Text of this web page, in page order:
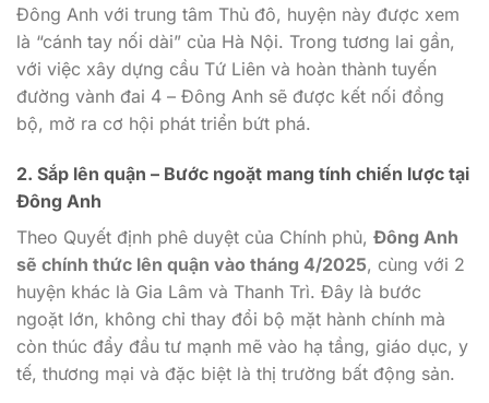
Đông Anh với trung tâm Thủ đô, huyện này được xem
là “cánh tay nối dài” của Hà Nội. Trong tương lai gần,
với việc xây dựng cầu Tứ Liên và hoàn thành tuyến
đường vành đai 4 – Đông Anh sẽ được kết nối đồng
bộ, mở ra cơ hội phát triển bứt phá.
2. Sắp lên quận – Bước ngoặt mang tính chiến lược tại
Đông Anh
Theo Quyết định phê duyệt của Chính phủ, Đông Anh
sẽ chính thức lên quận vào tháng 4/2025, cùng với 2
huyện khác là Gia Lâm và Thanh Trì. Đây là bước
ngoặt lớn, không chỉ thay đổi bộ mặt hành chính mà
còn thúc đẩy đầu tư mạnh mẽ vào hạ tầng, giáo dục, y
tế, thương mại và đặc biệt là thị trường bất động sản.